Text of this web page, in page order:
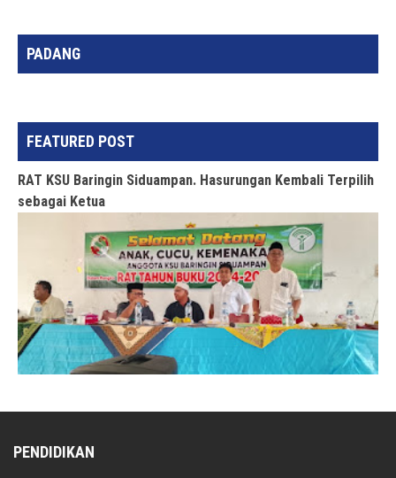
PADANG
FEATURED POST
RAT KSU Baringin Siduampan. Hasurungan Kembali Terpilih
sebagai Ketua
PENDIDIKAN